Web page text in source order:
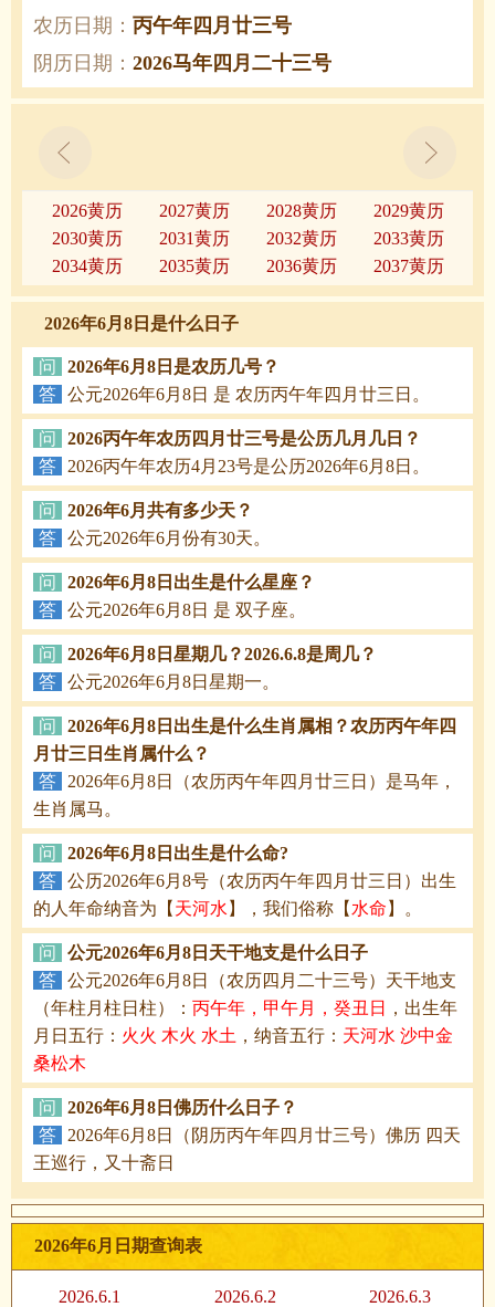
农历日期： 丙午年四月廿三号
阴历日期： 2026马年四月二十三号
2026黄历 2027黄历 2028黄历
2029黄历
2030黄历
2031黄历 2032黄历
2033黄历
2034黄历
2035黄历 2036黄历 2037黄历
2026年6月8日是什么日子
问
2026年6月8日是农历几号？
答 公元2026年6月8日 是 农历丙午年四月廿三日。
问
2026丙午年农历四月廿三号是公历几月几日？
答
2026丙午年农历4月23号是公历2026年6月8日。
问
2026年6月共有多少天？
答 公元2026年6月份有30天。
问
2026年6月8日出生是什么星座？
答 公元2026年6月8日 是 双子座。
问
2026年6月8日星期几？2026.6.8是周几？
答 公元2026年6月8日星期一。
问
2026年6月8日出生是什么生肖属相？农历丙午年四
月廿三日生肖属什么？
答
2026年6月8日（农历丙午年四月廿三日）是马年，
生肖属马。
问
2026年6月8日出生是什么命?
答 公历2026年6月8号（农历丙午年四月廿三日）出生
的人年命纳音为【 天河水 】，我们俗称【 水命 】。
问
公元2026年6月8日天干地支是什么日子
答 公元2026年6月8日（农历四月二十三号）天干地支
（年柱月柱日柱）： 丙午年，甲午月，癸丑日
，出生年
月日五行： 火火 木火 水土 ，纳音五行： 天河水 沙中金
桑松木
问
2026年6月8日佛历什么日子？
答
2026年6月8日（阴历丙午年四月廿三号）佛历 四天
王巡行，又十斋日
2026年6月日期查询表
2026.6.1 2026.6.2
2026.6.3